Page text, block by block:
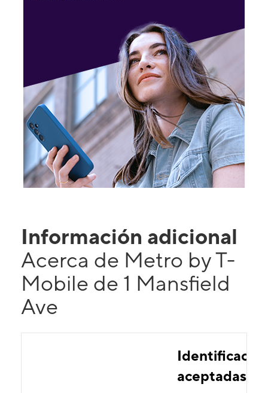
Información adicional
Acerca de Metro by T-
Mobile de 1 Mansfield
Ave
aceptadas